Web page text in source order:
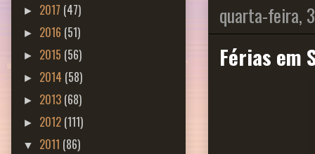
quarta-feira,
Férias em
► 2017 (47)
► 2016 (51)
► 2015 (56)
► 2014 (58)
► 2013 (68)
► 2012 (111)
▼ 2011 (86)